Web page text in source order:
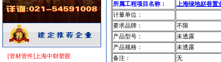
[管材管件]上海中财塑胶
管材管件 [采购中]
电线电缆 [采购中]
仪器仪表 [采购中]
中央空调 [采购中]
所属工程项目名称：
上海绿地赵巷置
计量单位：
要求品牌：
不限
产品型号：
未透露
产品规格：
未透露
备注：
无